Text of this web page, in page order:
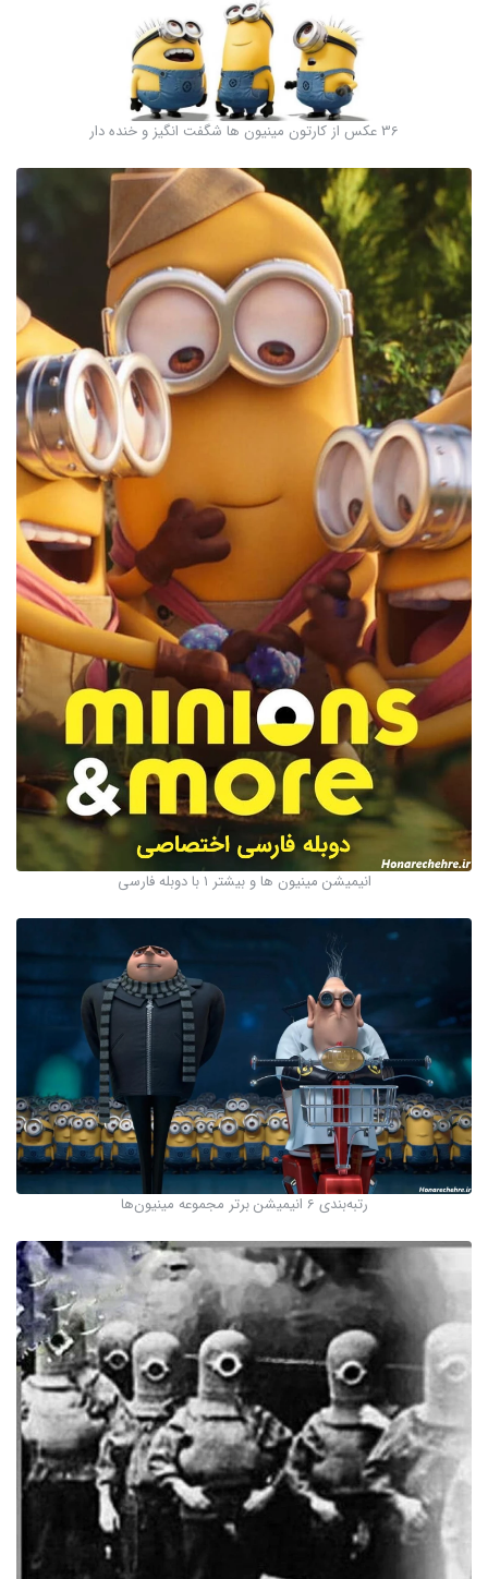
36 عکس از کارتون مینیون ها شگفت انگیز و خنده دار
انیمیشن مینیون ها و بیشتر ۱ با دوبله فارسی
رتبه‌بندی 6 انیمیشن برتر مجموعه مینیون‌ها